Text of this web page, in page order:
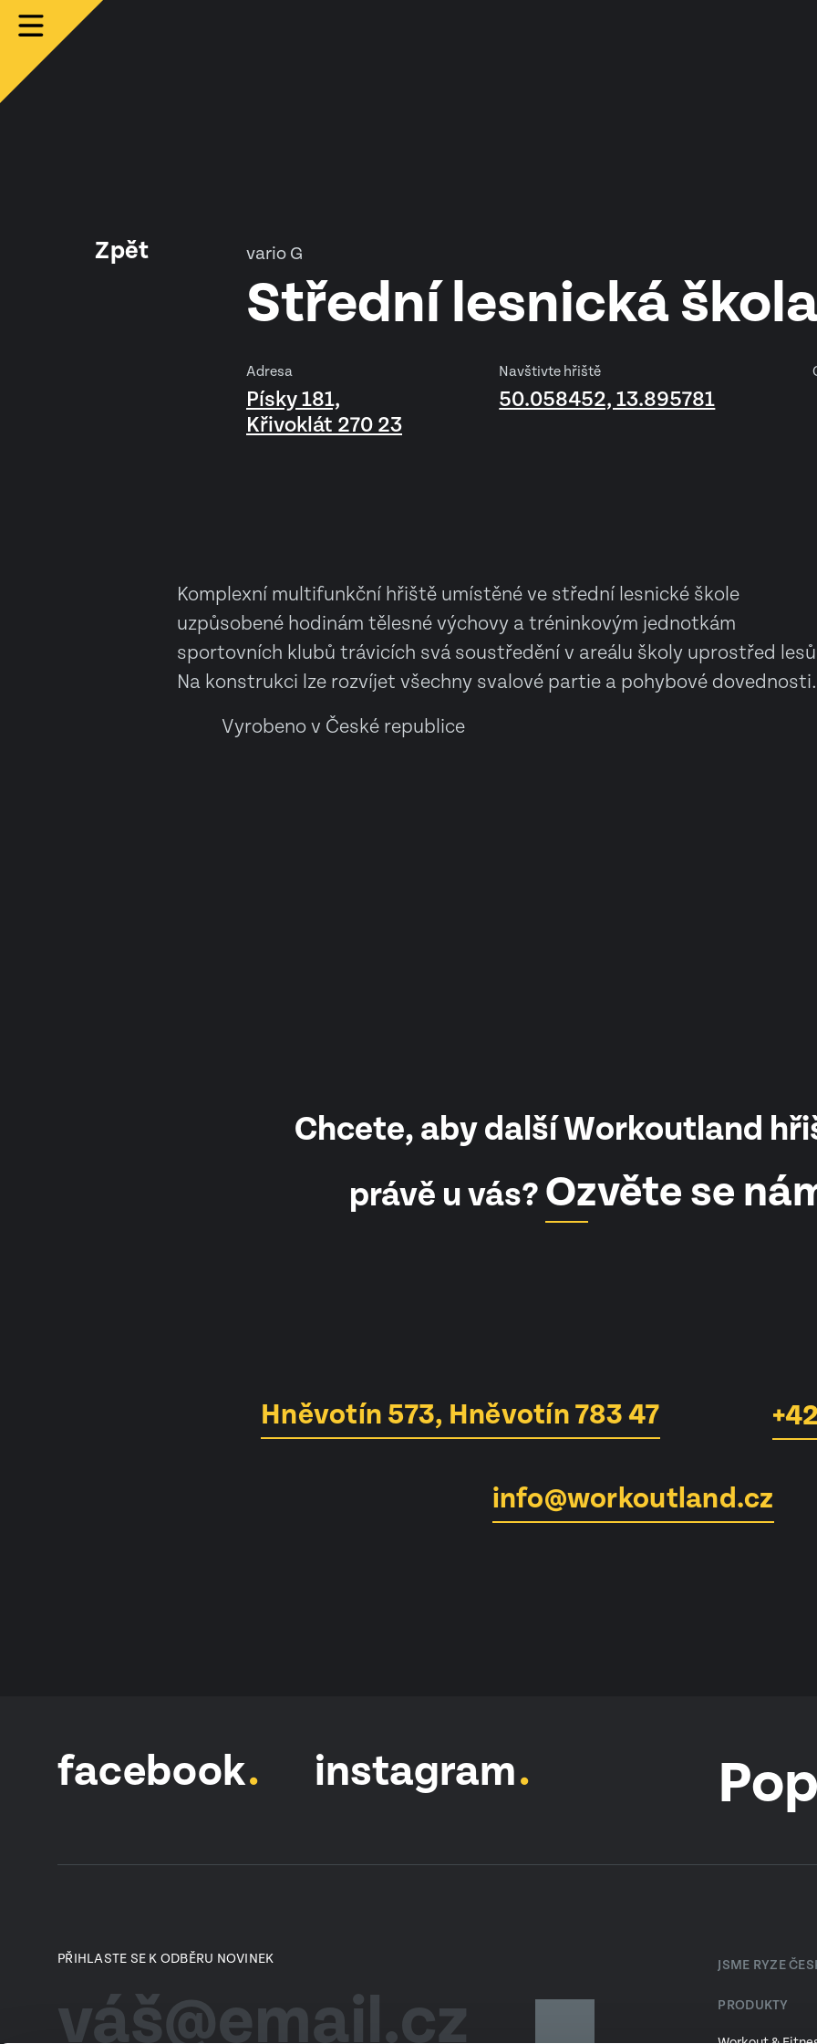
Zpět vario G
Střední lesnická
Adresa
Písky 181,
Křivoklát 270 23
Navštivte hřiště
50.058452, 13.895781
Komplexní multifunkční hřiště umístěné ve střední lesnické škole
uzpůsobené hodinám tělesné výchovy a tréninkovým jednotkám
sportovních klubů trávicích svá soustředění v areálu školy uprostřed
Na konstrukci lze rozvíjet všechny svalové partie a pohybové dovednosti.
Vyrobeno v České republice
Chcete, aby další Workoutland
právě u vás? Ozvěte se
Hněvotín 573, Hněvotín 783 47
info@workoutland.cz
facebook instagram
PŘIHLASTE SE K ODBĚRU NOVINEK JSME RYZE
PRODUKTY